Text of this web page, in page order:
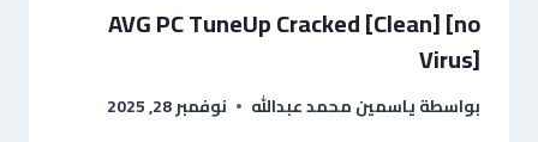
AVG PC TuneUp Cracked [Clean] [no
Virus]
بواسطةياسمين محمد عبدالله نوفمبر 28, 2025